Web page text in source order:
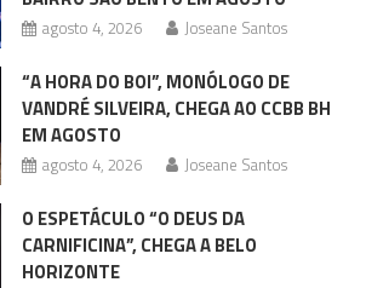
agosto 4, 2026 Joseane Santos
“A HORA DO BOI”, MONÓLOGO DE
VANDRÉ SILVEIRA, CHEGA AO CCBB BH
EM AGOSTO
agosto 4, 2026 Joseane Santos
O ESPETÁCULO “O DEUS DA
CARNIFICINA”, CHEGA A BELO
HORIZONTE